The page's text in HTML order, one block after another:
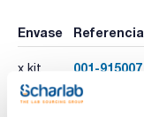
Envase Referencia
x kit 001-915007